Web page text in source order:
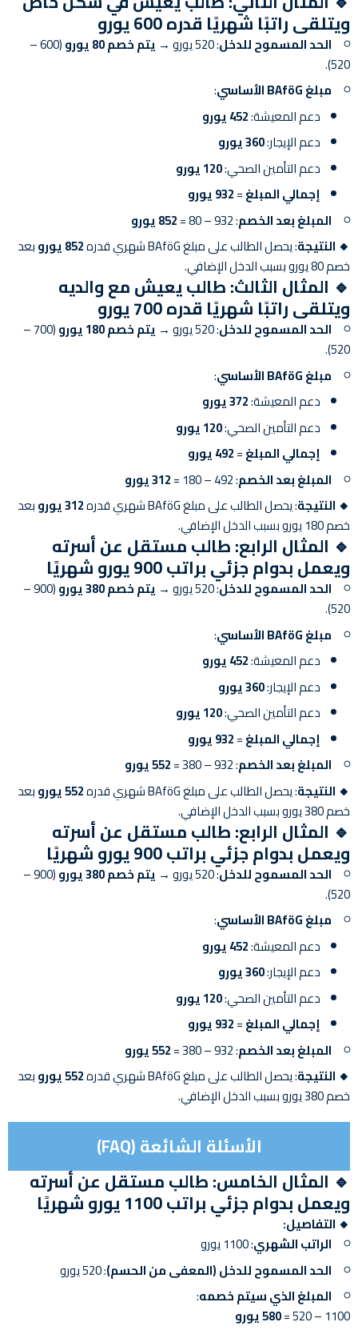
ويتلقى راتبًا شهريًا قدره 600 يورو
الحد المسموح للدخل: 520 يورو → يتم خصم 80 يورو
(600 –
520).
مبلغ BAföG الأساسي
:
دعم المعيشة:452 يورو
دعم الإيجار:360 يورو
دعم التأمين الصحي:120 يورو
إجمالي المبلغ=932 يورو
المبلغ بعد الخصم: 932 – 80 =
852 يورو
🔸 النتيجة: يحصل الطالب على مبلغ BAföG شهري قدره 852 يورو
بعد
خصم 80 يورو بسبب الدخل الإضافي.
🔹 المثال الثالث: طالب يعيش مع والديه
ويتلقى راتبًا شهريًا قدره 700 يورو
الحد المسموح للدخل: 520 يورو → يتم خصم 180 يورو
(700 –
520).
مبلغ BAföG الأساسي
:
دعم المعيشة:372 يورو
دعم التأمين الصحي:120 يورو
إجمالي المبلغ=492 يورو
المبلغ بعد الخصم: 492 – 180 =
312 يورو
🔸 النتيجة: يحصل الطالب على مبلغ BAföG شهري قدره 312 يورو
بعد
خصم 180 يورو بسبب الدخل الإضافي.
🔹 المثال الرابع: طالب مستقل عن أسرته
ويعمل بدوام جزئي براتب 900 يورو شهريًا
الحد المسموح للدخل: 520 يورو → يتم خصم 380 يورو
(900 –
520).
مبلغ BAföG الأساسي
:
دعم المعيشة:452 يورو
دعم الإيجار:360 يورو
دعم التأمين الصحي:120 يورو
إجمالي المبلغ=932 يورو
المبلغ بعد الخصم: 932 – 380 =
552 يورو
🔸 النتيجة: يحصل الطالب على مبلغ BAföG شهري قدره 552 يورو
بعد
خصم 380 يورو بسبب الدخل الإضافي.
🔹 المثال الرابع: طالب مستقل عن أسرته
ويعمل بدوام جزئي براتب 900 يورو شهريًا
الحد المسموح للدخل: 520 يورو → يتم خصم 380 يورو
(900 –
520).
مبلغ BAföG الأساسي
:
دعم المعيشة:452 يورو
دعم الإيجار:360 يورو
دعم التأمين الصحي:120 يورو
إجمالي المبلغ=932 يورو
المبلغ بعد الخصم: 932 – 380 =
552 يورو
🔸 النتيجة: يحصل الطالب على مبلغ BAföG شهري قدره 552 يورو
بعد
خصم 380 يورو بسبب الدخل الإضافي.
الأسئلة الشائعة (FAQ)
🔹المثال الخامس: طالب مستقل عن أسرته
ويعمل بدوام جزئي براتب 1100 يورو شهريًا
🔸 التفاصيل:
الراتب الشهري: 1100 يورو
الحد المسموح للدخل (المعفى من الحسم): 520 يورو
المبلغ الذي سيتم خصمه:
1100 – 520 =
580 يورو